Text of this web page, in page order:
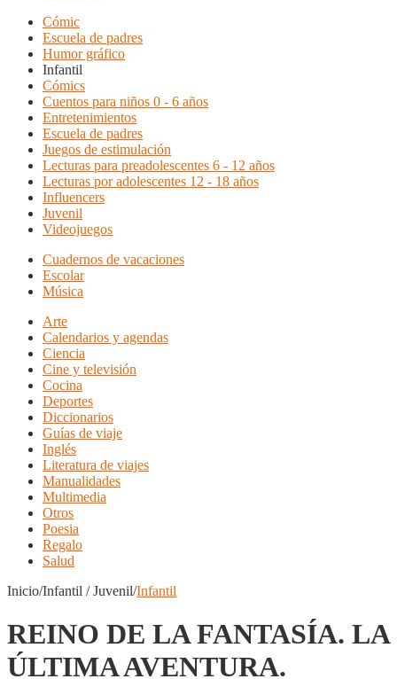
Cómic
Escuela de padres
Humor gráfico
Infantil
Cómics
Cuentos para niños 0 - 6 años
Entretenimientos
Escuela de padres
Juegos de estimulación
Lecturas para preadolescentes 6 - 12 años
Lecturas por adolescentes 12 - 18 años
Influencers
Juvenil
Videojuegos
Cuadernos de vacaciones
Escolar
Música
Arte
Calendarios y agendas
Ciencia
Cine y televisión
Cocina
Deportes
Diccionarios
Guías de viaje
Inglés
Literatura de viajes
Manualidades
Multimedia
Otros
Poesia
Regalo
Salud
Inicio/Infantil / Juvenil/Infantil
REINO DE LA FANTASÍA. LA
ÚLTIMA AVENTURA.